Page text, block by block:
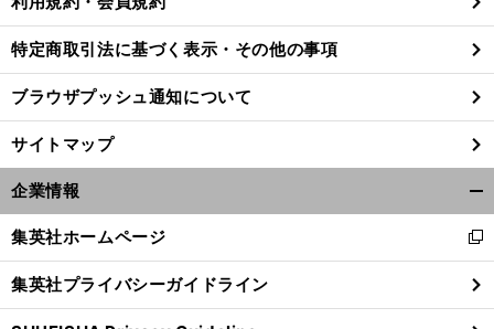
【
競
馬 】
ダービーは 、
騎手の優勝経験がカギ
特定商取引法に基づく表示・その他の事項
ブラウザプッシュ通知について
サイトマップ
企業情報
閉
る
集英社ホームページ
新
し
い
ウ
集英社プライバシーガイドライン